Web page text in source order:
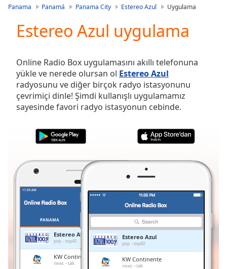
Video
Skip
Backward
Skip
Forward
Mute
Current
Duration-:-
0.00%
Stream
TypeLIVE
Seek to
LIVE
Remaining
Time-
Panama Panamá Panama City Estereo Azul Uygulama
Estereo Azul uygulama
Online Radio Box uygulamasını akıllı telefonuna
yükle ve nerede olursan ol Estereo Azul
radyosunu ve diğer birçok radyo istasyonunu
çevrimiçi dinle! Şimdi kullanışlı uygulamamız
sayesinde favori radyo istasyonun cebinde.
PANAMA
Estereo Azul
pop top40
KW Continente
news talk
Estereo Azul
pop top40
KW Continente
news talk